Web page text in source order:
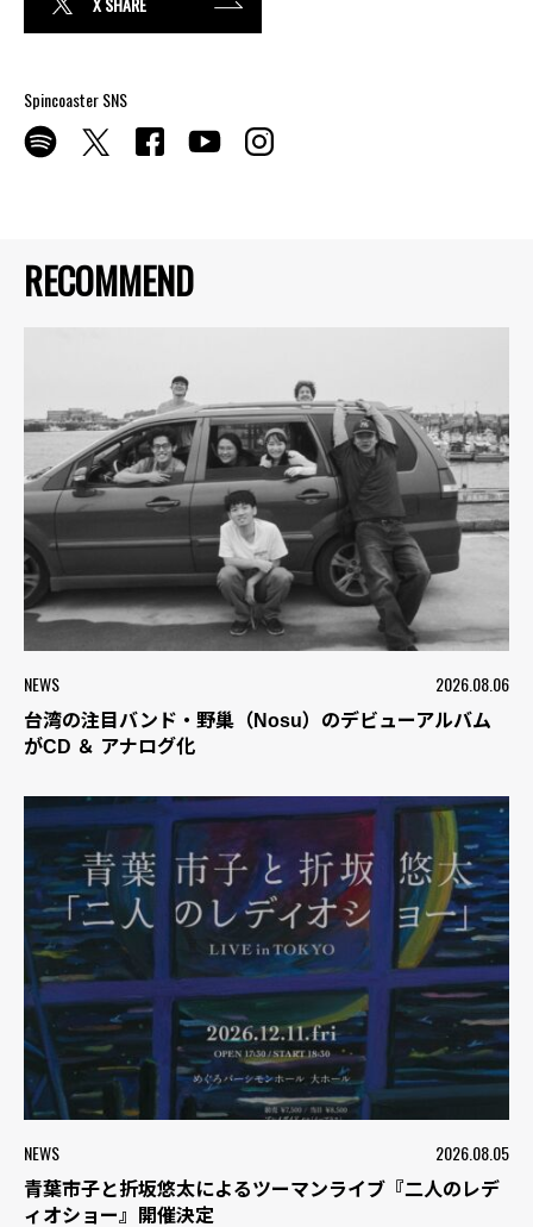
RECOMMEND
NEWS 2026.08.06
台湾の注目バンド・野巢（Nosu）のデビューアルバム
がCD ＆ アナログ化
NEWS 2026.08.05
青葉市子と折坂悠太によるツーマンライブ『二人のレデ
ィオショー』開催決定
Spincoaster SNS